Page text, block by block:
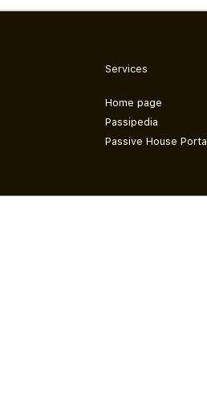
Services
Home page
Passipedia
Passive House Portal